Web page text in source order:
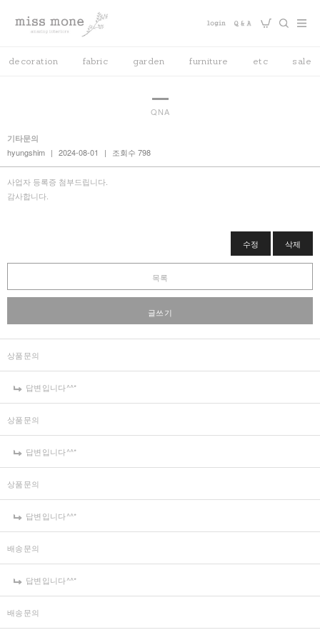
decoration fabric garden furniture etc sale
QNA
기타문의
hyungshim | 2024-08-01 | 조회수 798
사업자 등록증 첨부드립니다.
감사합니다.
수정 삭제
목록
글쓰기
상품문의
답변입니다^^*
상품문의
답변입니다^^*
상품문의
답변입니다^^*
배송문의
답변입니다^^*
배송문의